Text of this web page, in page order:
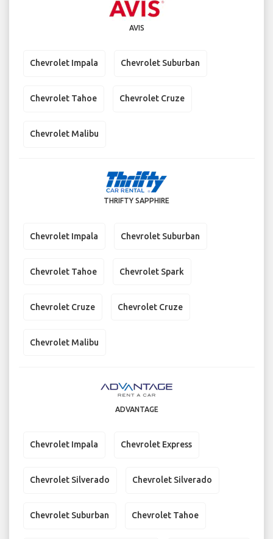
AVIS
Chevrolet Impala Chevrolet Suburban
Chevrolet Tahoe Chevrolet Cruze
Chevrolet Malibu
THRIFTY SAPPHIRE
Chevrolet Impala Chevrolet Suburban
Chevrolet Tahoe Chevrolet Spark
Chevrolet Cruze Chevrolet Cruze
Chevrolet Malibu
ADVANTAGE
Chevrolet Impala Chevrolet Express
Chevrolet Silverado Chevrolet Silverado
Chevrolet Suburban Chevrolet Tahoe